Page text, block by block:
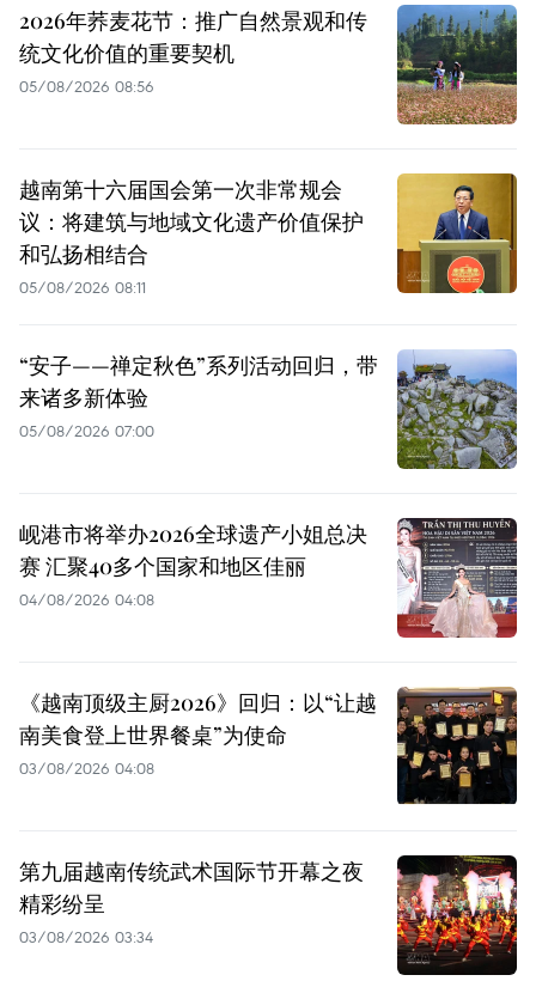
2026年荞麦花节：推广自然景观和传
统文化价值的重要契机
05/08/2026 08:56
越南第十六届国会第一次非常规会
议：将建筑与地域文化遗产价值保护
和弘扬相结合
05/08/2026 08:11
“安子——禅定秋色”系列活动回归，带
来诸多新体验
05/08/2026 07:00
岘港市将举办2026全球遗产小姐总决
赛 汇聚40多个国家和地区佳丽
04/08/2026 04:08
《越南顶级主厨2026》回归：以“让越
南美食登上世界餐桌”为使命
03/08/2026 04:08
第九届越南传统武术国际节开幕之夜
精彩纷呈
03/08/2026 03:34